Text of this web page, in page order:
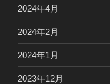
2024年4月
2024年2月
2024年1月
2023年12月